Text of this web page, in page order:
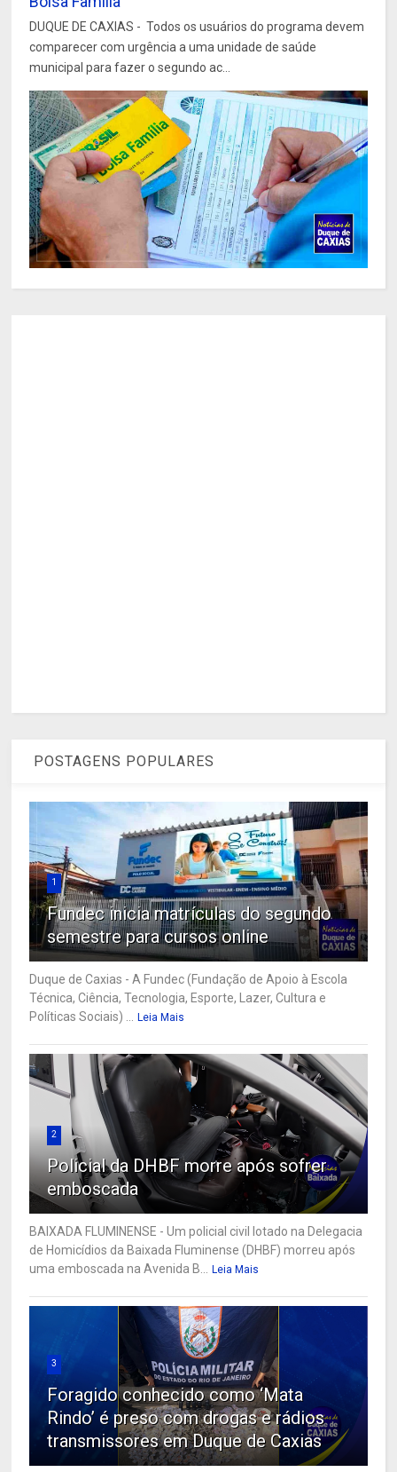
DUQUE DE CAXIAS - Todos os usuários do programa devem
comparecer com urgência a uma unidade de saúde
municipal para fazer o segundo ac...
POSTAGENS POPULARES
1
Fundec inicia matrículas do segundo
semestre para cursos online
Duque de Caxias - A Fundec (Fundação de Apoio à Escola
Técnica, Ciência, Tecnologia, Esporte, Lazer, Cultura e
Políticas Sociais) ...
Leia Mais
2
Policial da DHBF morre após sofrer
emboscada
BAIXADA FLUMINENSE - Um policial civil lotado na Delegacia
de Homicídios da Baixada Fluminense (DHBF) morreu após
uma emboscada na Avenida B...
Leia Mais
3
Foragido conhecido como ‘Mata
Rindo’ é preso com drogas e rádios
transmissores em Duque de Caxias